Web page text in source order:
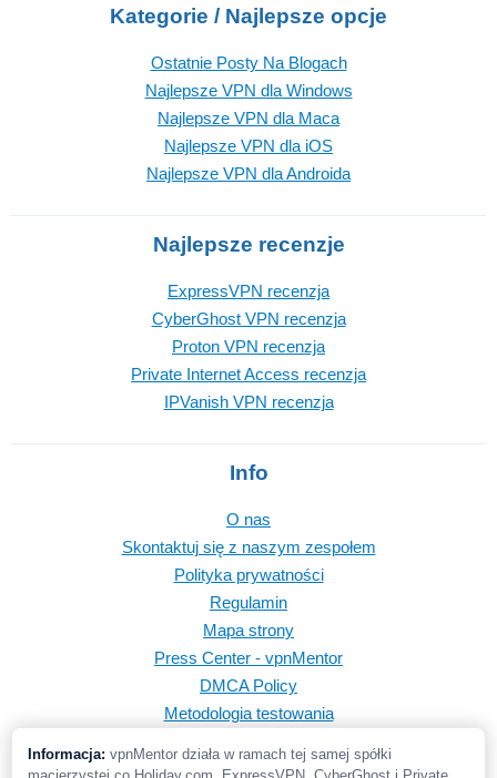
Kategorie / Najlepsze opcje
Ostatnie Posty Na Blogach
Najlepsze VPN dla Windows
Najlepsze VPN dla Maca
Najlepsze VPN dla iOS
Najlepsze VPN dla Androida
Najlepsze recenzje
ExpressVPN recenzja
CyberGhost VPN recenzja
Proton VPN recenzja
Private Internet Access recenzja
IPVanish VPN recenzja
Info
O nas
Skontaktuj się z naszym zespołem
Polityka prywatności
Regulamin
Mapa strony
Press Center - vpnMentor
DMCA Policy
Metodologia testowania
Informacja: vpnMentor działa w ramach tej samej spółki